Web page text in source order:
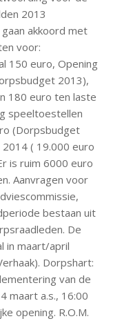
2013
akkoord met
voor:
150 euro, Opening
2013),
180 euro ten laste
speeltoestellen
(Dorpsbudget
( 19.000 euro
is ruim 6000 euro
Aanvragen voor
bestaan uit
De
in maart/april
Dorpshart:
van de
maart a.s., 16:00
opening. R.O.M.